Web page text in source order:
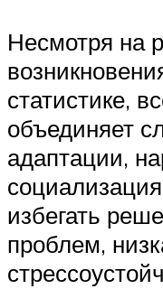
Несмотря на
статистике,
объединяет
адаптации,
избегать
проблем,